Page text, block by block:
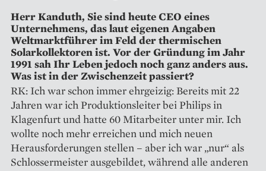
Herr Kanduth, Sie sind heute CEO eines
Unternehmens, das laut eigenen Angaben
Weltmarktführer im Feld der thermischen
Solarkollektoren ist. Vor der ­Gründung im Jahr
1991 sah Ihr Leben jedoch noch ganz anders aus.
Was ist in der Zwischenzeit passiert?
RK: Ich war schon immer ehrgeizig: Bereits mit 22
Jahren war ich Produktionsleiter bei Philips in
Klagenfurt und hatte 60 Mitarbeiter unter mir. Ich
wollte noch mehr erreichen und mich neuen
Herausforderungen stellen – aber ich war „nur“ als
Schlossermeister ausgebildet, während alle anderen